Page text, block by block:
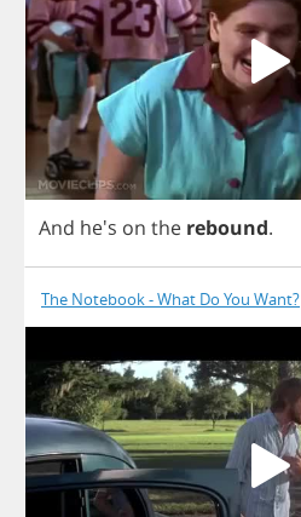
And he's on the rebound.
The Notebook - What Do You Want?